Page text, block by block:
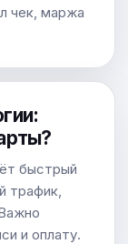
чек, маржа
быстрый
трафик,
и оплату.